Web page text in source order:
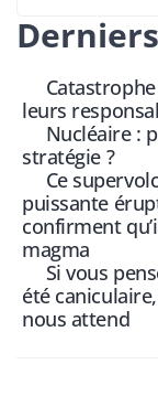
leurs
Nucléaire :
stratégie ?
Ce
puissante
confirment
magma
Si vous
été
nous attend